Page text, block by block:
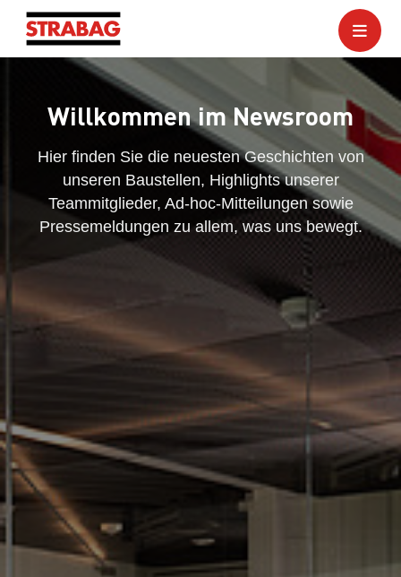
Willkommen im Newsroom
Hier finden Sie die neuesten Geschichten von
unseren Baustellen, Highlights unserer
Teammitglieder, Ad-hoc-Mitteilungen sowie
Pressemeldungen zu allem, was uns bewegt.